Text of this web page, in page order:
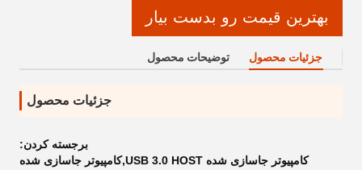
بهترین قیمت رو بدست بیار
جزئیات محصول توضیحات محصول
جزئیات محصول
برجسته کردن:
کامپیوتر جاسازی شده USB 3.0 HOST,کامپیوتر جاسازی شده